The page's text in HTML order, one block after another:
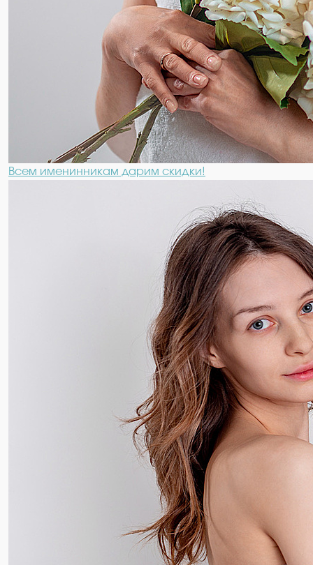
Всем именинникам дарим скидки!